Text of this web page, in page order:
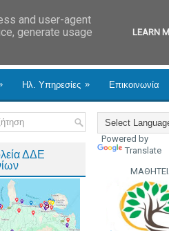
Ηλ. Υπηρεσίες » Επικοινωνία
ΔΔΕ
Powered by
Translate
and user-agent
generate usage
LEARN